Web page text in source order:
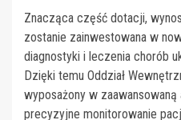
Znacząca część dotacji,
zostanie zainwestowana w
diagnostyki i leczenia chorób
Dzięki temu Oddział
wyposażony w
precyzyjne monitorowanie